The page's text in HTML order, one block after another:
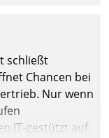
schließt
Chancen bei
Nur wenn
IT-gestützt auf.